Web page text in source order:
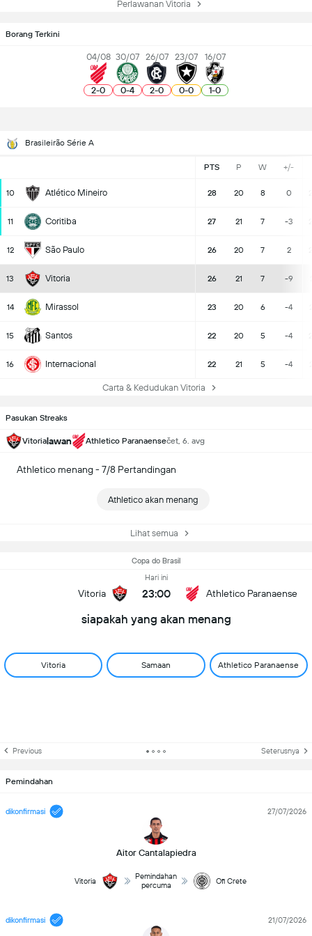
Perlawanan Vitoria
Borang Terkini
04/08
2-0
30/07
0-4
26/07
2-0
23/07
0-0
16/07
1-0
Brasileirão Série A
PTS P W +/-
10 Atlético Mineiro 28 20 8 0
11 Coritiba 27 21 7 -3
12 São Paulo 26 20 7 2
13 Vitoria 26 21 7 -9
14 Mirassol 23 20 6 -4
15 Santos 22 20 5 -4
16 Internacional 22 21 5 -4
Carta & Kedudukan Vitoria
Pasukan Streaks
Vitorialawan Athletico Paranaensečet, 6. avg
Athletico menang - 7/8 Pertandingan
Athletico akan menang
Lihat semua
Copa do Brasil
Vitoria
Hari ini
23:00 Athletico Paranaense
siapakah yang akan menang
Vitoria Samaan Athletico Paranaense
Previous Seterusnya
Pemindahan
dikonfirmasi
Aitor Cantalapiedra
27/07/2026
Vitoria
Pemindahan
percuma
Ofi Crete
dikonfirmasi 21/07/2026